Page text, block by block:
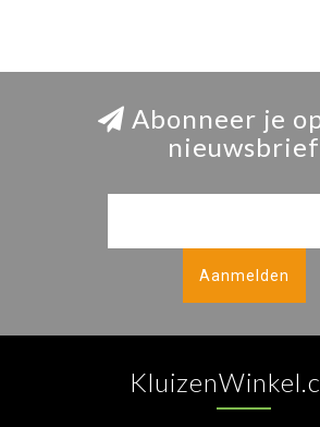
Abonneer je
nieuwsbrief
Aanmelden